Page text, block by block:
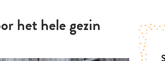
het hele gezin